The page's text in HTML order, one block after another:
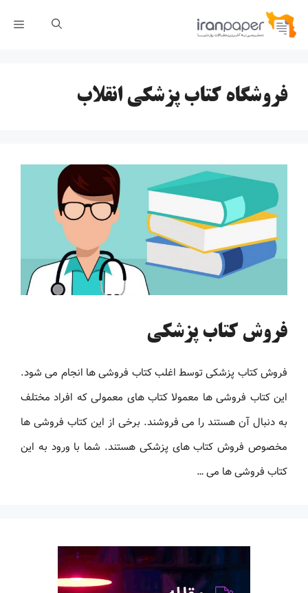
پرش
فروشگاه کتاب پزشکی انقلاب
فروش کتاب پزشکی
فروش کتاب پزشکی توسط اغلب کتاب فروشی ها انجام می شود.
این کتاب فروشی ها معمولا کتاب های معمولی که افراد مختلف
به دنبال آن هستند را می فروشند. برخی از این کتاب فروشی ها
مخصوص فروش کتاب های پزشکی هستند. شما با ورود به این
کتاب فروشی ها می …